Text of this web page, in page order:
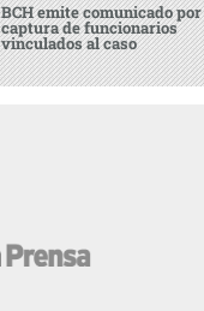
BCH emite comunicado por
captura de funcionarios
vinculados al caso